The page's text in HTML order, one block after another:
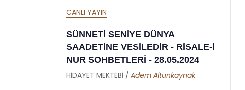
CANLI YAYIN
SÜNNETİ SENİYE DÜNYA
SAADETİNE VESİLEDİR - RİSALE-İ
NUR SOHBETLERİ - 28.05.2024
HİDAYET MEKTEBİ / Adem Altunkaynak